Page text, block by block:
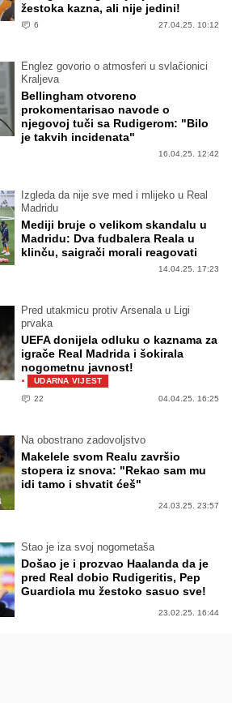
žestoka kazna, ali nije jedini!
6 27.04.25. 10:12
Englez govorio o atmosferi u svlačionici
Kraljeva
Bellingham otvoreno
prokomentarisao navode o
njegovoj tuči sa Rudigerom: "Bilo
je takvih incidenata"
16.04.25. 12:42
Izgleda da nije sve med i mlijeko u Real
Madridu
Mediji bruje o velikom skandalu u
Madridu: Dva fudbalera Reala u
klinču, saigrači morali reagovati
14.04.25. 17:23
Pred utakmicu protiv Arsenala u Ligi
prvaka
UEFA donijela odluku o kaznama za
igrače Real Madrida i šokirala
nogometnu javnost!
·
UDARNA VIJEST
22
04.04.25. 16:25
Na obostrano zadovoljstvo
Makelele svom Realu završio
stopera iz snova: "Rekao sam mu
idi tamo i shvatit ćeš"
24.03.25. 23:57
Stao je iza svoj nogometaša
Došao je i prozvao Haalanda da je
pred Real dobio Rudigeritis, Pep
Guardiola mu žestoko sasuo sve!
23.02.25. 16:44